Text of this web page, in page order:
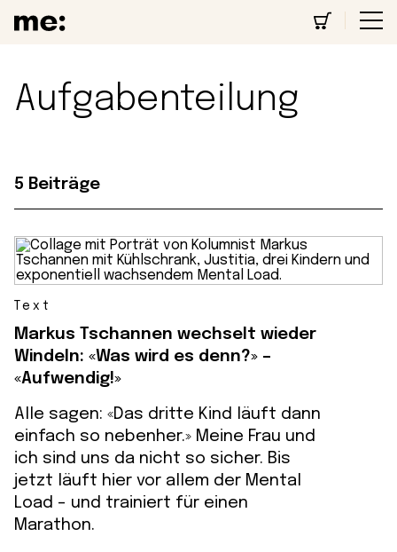
Aufgabenteilung
5 Beiträge
Text
Markus Tschannen wechselt wieder
Windeln: «Was wird es denn?» –
«Aufwendig!»
Alle sagen: «Das dritte Kind läuft dann
einfach so nebenher.» Meine Frau und
ich sind uns da nicht so sicher. Bis
jetzt läuft hier vor allem der Mental
Load - und trainiert für einen
Marathon.